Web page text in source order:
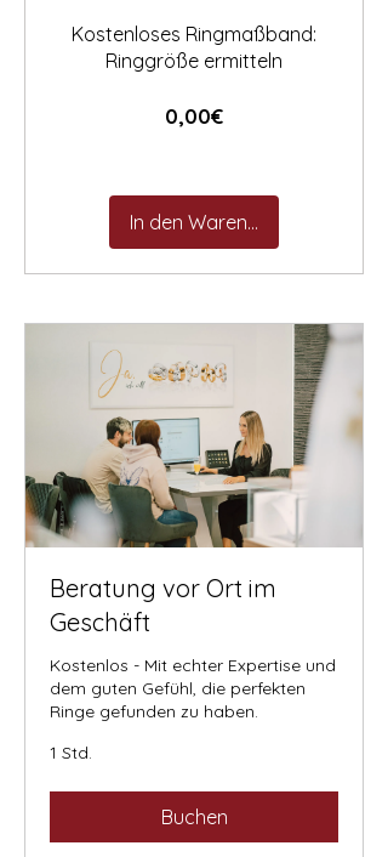
Kostenloses Ringmaßband:
Ringgröße ermitteln
0,00€Preis
In den Warenkorb
Beratung vor Ort im
Geschäft
Kostenlos - Mit echter Expertise und
dem guten Gefühl, die perfekten
Ringe gefunden zu haben.
1 Std.
Buchen